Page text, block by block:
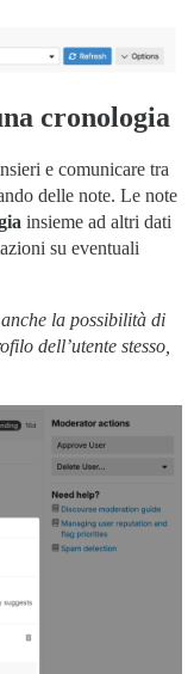
cronologia
e comunicare tra
delle note. Le note
insieme ad altri dati
su eventuali
anche la possibilità di
dell’utente stesso,